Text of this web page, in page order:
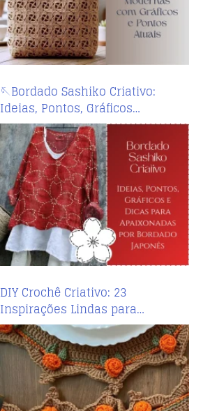
🪡Bordado Sashiko Criativo:
Ideias, Pontos, Gráficos…
DIY Crochê Criativo: 23
Inspirações Lindas para…